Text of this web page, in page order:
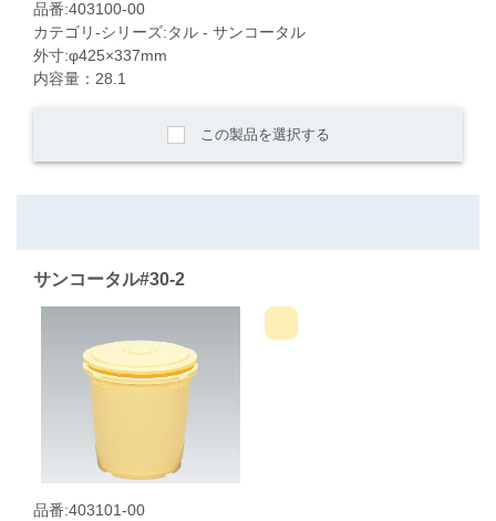
品番:403100-00
カテゴリ-シリーズ:タル - サンコータル
外寸:φ425×337mm
内容量：28.1
この製品を選択する
サンコータル#30-2
品番:403101-00